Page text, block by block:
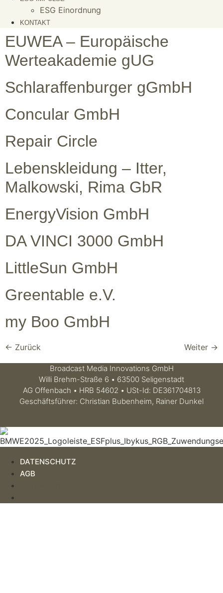
ESG Einordnung
KONTAKT
EUWEA – Europäische
Werteakademie gUG
Schlaraffenburger gGmbH
Concular GmbH
Repair Circle
Lebenskleidung – Itter,
Malkowski, Rima GbR
EnergyVision GmbH
DA VINCI 3000 GmbH
LittleSun GmbH
Greentable e.V.
my Boo GmbH
← Zurück Weiter →
Broadcast Media Innovations GmbH
Willi Brehm-Straße 6 • 63500 Seligenstadt
AG Offenbach • HRB 54602 • USt-Id: DE361704813
Geschäftsführer: Christian Bubenheim, Rainer Dunkel
DATENSCHUTZ
AGB